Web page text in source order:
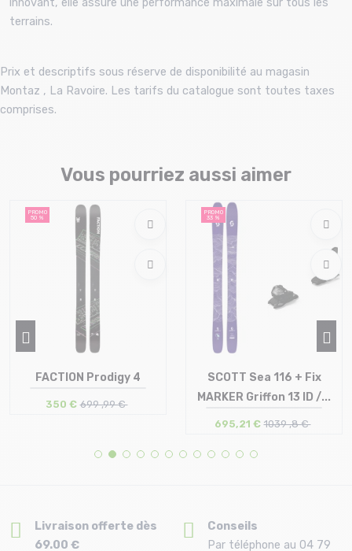
innovant, elle assure une performance maximale sur tous les
terrains.
Prix et descriptifs sous réserve de disponibilité au magasin
Montaz , La Ravoire. Les tarifs du catalogue sont toutes taxes
comprises.
Vous pourriez aussi aimer
PROMO
50 %
FACTION Prodigy 4
350 € 699 ,99 €
PROMO
33 %
Taille en stock
SCOTT Sea 116 + Fix
MARKER Griffon 13 ID /...
695,21 € 1039 ,8 €
Livraison offerte dès
69.00 €
Conseils
Par téléphone au 04 79